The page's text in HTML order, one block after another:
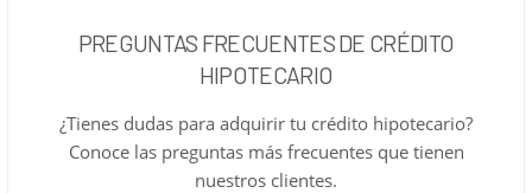
PREGUNTAS FRECUENTES DE CRÉDITO
HIPOTECARIO
¿Tienes dudas para adquirir tu crédito hipotecario?
Conoce las preguntas más frecuentes que tienen
nuestros clientes.